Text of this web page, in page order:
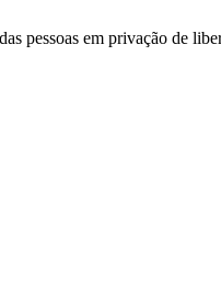
pessoas em privação de